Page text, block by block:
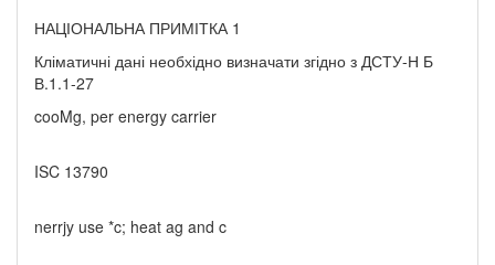
НАЦІОНАЛЬНА ПРИМІТКА 1
Кліматичні дані необхідно визначати згідно з ДСТУ-Н Б
В.1.1-27
cooMg, per energy carrier
ISC 13790
nerrjy use *c; heat ag and c